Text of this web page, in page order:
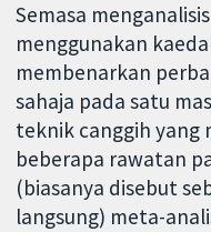
Semasa
menggunakan
membenarkan
sahaja pada satu
teknik canggih yang
beberapa rawatan
(biasanya disebut
langsung) meta-